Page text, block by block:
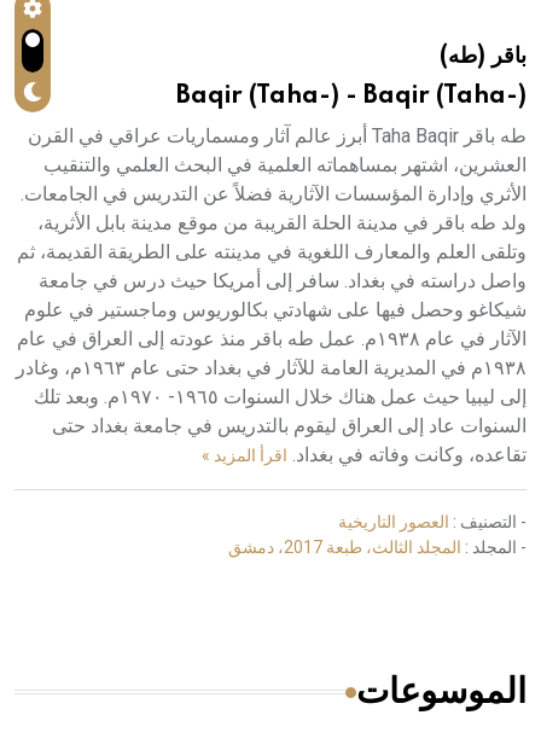
باقر (طه)
Baqir (Taha-) - Baqir (Taha-)
طه باقر Taha Baqir أبرز عالم آثار ومسماريات عراقي في القرن
العشرين، اشتهر بمساهماته العلمية في البحث العلمي والتنقيب
الأثري وإدارة المؤسسات الآثارية فضلاً عن التدريس في الجامعات.
ولد طه باقر في مدينة الحلة القريبة من موقع مدينة بابل الأثرية،
وتلقى العلم والمعارف اللغوية في مدينته على الطريقة القديمة، ثم
واصل دراسته في بغداد. سافر إلى أمريكا حيث درس في جامعة
شيكاغو وحصل فيها على شهادتي بكالوريوس وماجستير في علوم
الآثار في عام ١٩٣٨م. عمل طه باقر منذ عودته إلى العراق في عام
١٩٣٨م في المديرية العامة للآثار في بغداد حتى عام ١٩٦٣م، وغادر
إلى ليبيا حيث عمل هناك خلال السنوات ١٩٦٥- ١٩٧٠م. وبعد تلك
السنوات عاد إلى العراق ليقوم بالتدريس في جامعة بغداد حتى
تقاعده، وكانت وفاته في بغداد. اقرأ المزيد »
- التصنيف : العصور التاريخية
- المجلد : المجلد الثالث، طبعة 2017، دمشق
الموسوعات